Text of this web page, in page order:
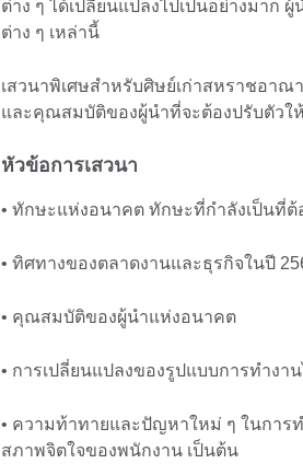
ต่าง ๆ ได้เปลี่ยนแปลงไปเป็นอย่างมาก
ต่าง ๆ เหล่านี้
เสวนาพิเศษสำหรับศิษย์เก่าสหราชอาณ
และคุณสมบัติของผู้นำที่จะต้องปรับตัวใ
หัวข้อการเสวนา
• ทักษะแห่งอนาคต ทักษะที่กำลังเป็นที่
• ทิศทางของตลาดงานและธุรกิจในปี
• คุณสมบัติของผู้นำแห่งอนาคต
• การเปลี่ยนแปลงของรูปแบบการทำงา
• ความท้าทายและปัญหาใหม่ ๆ ในการ
สภาพจิตใจของพนักงาน เป็นต้น